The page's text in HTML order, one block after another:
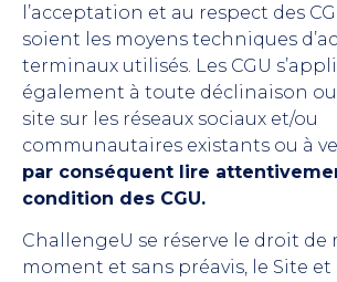
l’acceptation et au respect des
soient les moyens techniques
terminaux utilisés. Les CGU
également à toute déclinaison
site sur les réseaux sociaux et/ou
communautaires existants ou à
par conséquent lire
condition des CGU.
ChallengeU se réserve le droit de
moment et sans préavis, le Site et